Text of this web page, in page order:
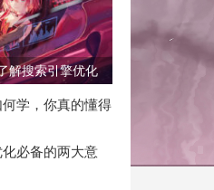
解搜索引擎优化
学，你真的懂得
必备的两大意